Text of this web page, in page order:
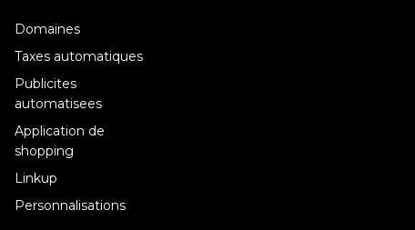
Domaines
Taxes automatiques
Publicites
automatisees
Application de
shopping
Linkup
Personnalisations